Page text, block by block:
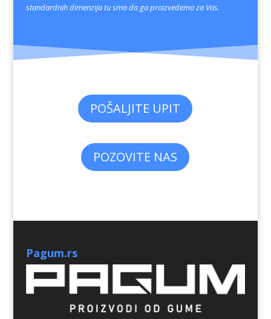
standardnih dimenzija tu smo da ga proizvedemo za Vas.
POŠALJITE UPIT
POZOVITE NAS
Pagum.rs